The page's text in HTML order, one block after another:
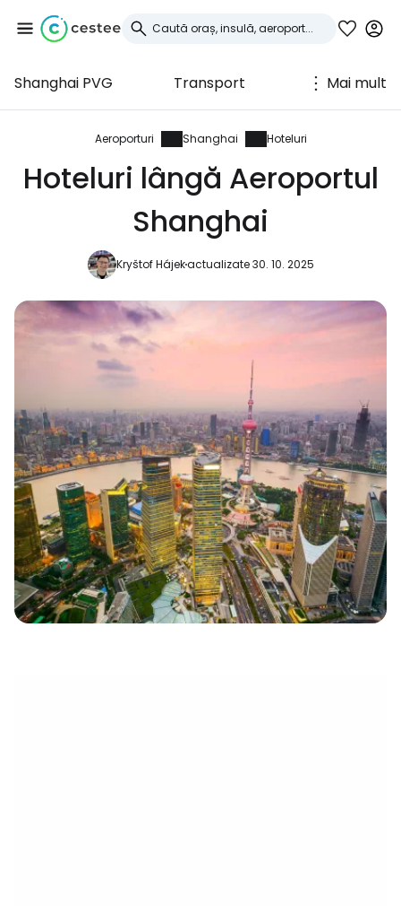
Shanghai PVG Transport Mai mult
Aeroporturi Shanghai Hoteluri
Hoteluri lângă Aeroportul
Shanghai
Kryštof Hájekactualizate 30. 10. 2025
Conectați-vă la
Cestee
... comunitatea mondială a călătorilor
Continuați cu Google
Continuați cu Facebook
Continuați cu e-mailul